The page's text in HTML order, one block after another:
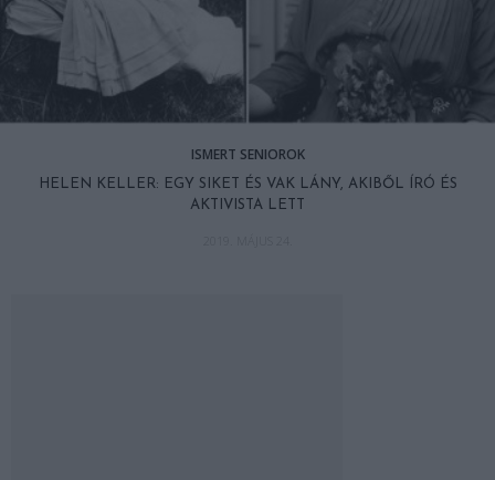
ISMERT SENIOROK
HELEN KELLER: EGY SIKET ÉS VAK LÁNY, AKIBŐL ÍRÓ ÉS
AKTIVISTA LETT